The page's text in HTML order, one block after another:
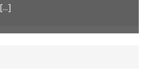
[...]